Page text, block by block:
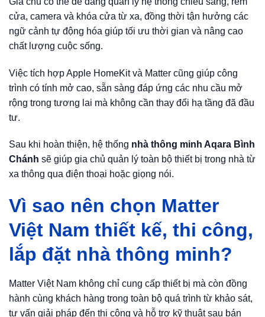
cửa, camera và khóa cửa từ xa, đồng thời tận hưởng các
ngữ cảnh tự động hóa giúp tối ưu thời gian và nâng cao
chất lượng cuộc sống.
Việc tích hợp Apple HomeKit và Matter cũng giúp công
trình có tính mở cao, sẵn sàng đáp ứng các nhu cầu mở
rộng trong tương lai mà không cần thay đổi hạ tầng đã đầu
tư.
Sau khi hoàn thiện, hệ thống nhà thông minh Aqara Bình
Chánh sẽ giúp gia chủ quản lý toàn bộ thiết bị trong nhà từ
xa thông qua điện thoại hoặc giọng nói.
Vì sao nên chọn Matter
Việt Nam thiết kế, thi công,
lắp đặt nhà thông minh?
Matter Việt Nam không chỉ cung cấp thiết bị mà còn đồng
hành cùng khách hàng trong toàn bộ quá trình từ khảo sát,
tư vấn giải pháp đến thi công và hỗ trợ kỹ thuật sau bán